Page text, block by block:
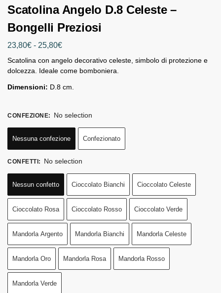
Scatolina Angelo D.8 Celeste –
Bongelli Preziosi
23,80€ - 25,80€
Scatolina con angelo decorativo celeste, simbolo di protezione e
dolcezza. Ideale come bomboniera.
Dimensioni: D.8 cm.
CONFEZIONE: No selection
Nessuna confezione Confezionato
CONFETTI: No selection
Nessun confetto Cioccolato Bianchi Cioccolato Celeste
Cioccolato Rosa Cioccolato Rosso Cioccolato Verde
Mandorla Argento Mandorla Bianchi Mandorla Celeste
Mandorla Oro Mandorla Rosa Mandorla Rosso
Mandorla Verde